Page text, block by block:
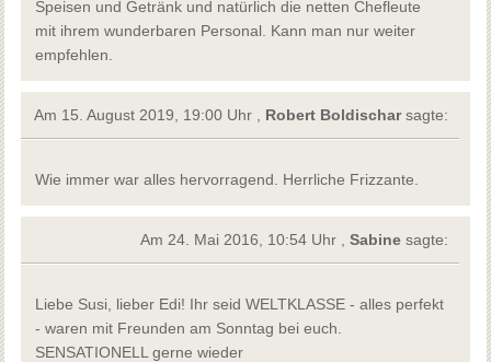
Speisen und Getränk und natürlich die netten Chefleute
mit ihrem wunderbaren Personal. Kann man nur weiter
empfehlen.
Am 15. August 2019, 19:00 Uhr , Robert Boldischarsagte:
Wie immer war alles hervorragend. Herrliche Frizzante.
Am 24. Mai 2016, 10:54 Uhr ,Sabine sagte:
Liebe Susi, lieber Edi! Ihr seid WELTKLASSE - alles perfekt
- waren mit Freunden am Sonntag bei euch.
SENSATIONELL gerne wieder